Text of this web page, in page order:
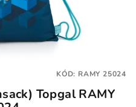
Topgal RAMY
KÓD: RAMY 25024